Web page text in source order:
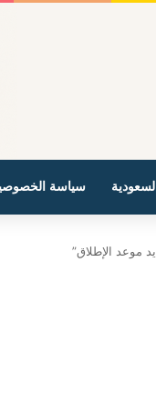
السعودية سياسة